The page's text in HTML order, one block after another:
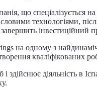
що спеціалізується
технологіями,
інвестиційний
на одному з
кваліфікованих
діяльність в